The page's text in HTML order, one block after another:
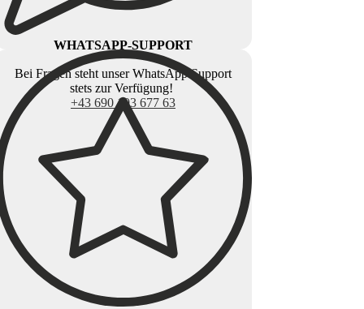
WHATSAPP-SUPPORT
Bei Fragen steht unser WhatsApp Support
stets zur Verfügung!
+43 690 103 677 63